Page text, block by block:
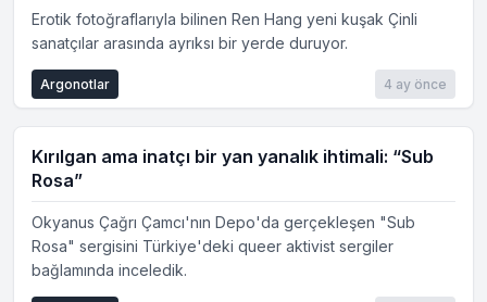
Erotik fotoğraflarıyla bilinen Ren Hang yeni kuşak Çinli
sanatçılar arasında ayrıksı bir yerde duruyor.
4 ay önce
Argonotlar
Kırılgan ama inatçı bir yan yanalık ihtimali: “Sub
Rosa”
Okyanus Çağrı Çamcı'nın Depo'da gerçekleşen "Sub
Rosa" sergisini Türkiye'deki queer aktivist sergiler
bağlamında inceledik.